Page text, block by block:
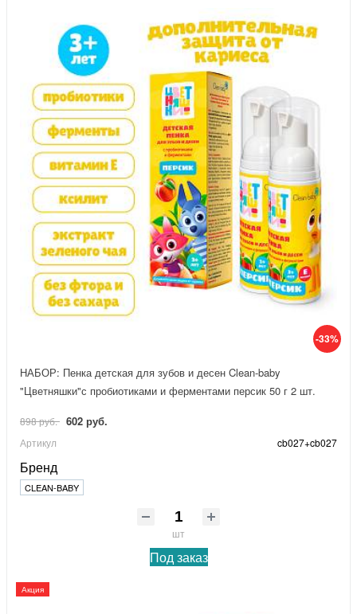
-33%
НАБОР: Пенка детская для зубов и десен Clean-baby
"Цветняшки"с пробиотиками и ферментами персик 50 г 2 шт.
898 руб. 602 руб.
Артикул cb027+cb027
Бренд
CLEAN-BABY
шт
Под заказ
Акция